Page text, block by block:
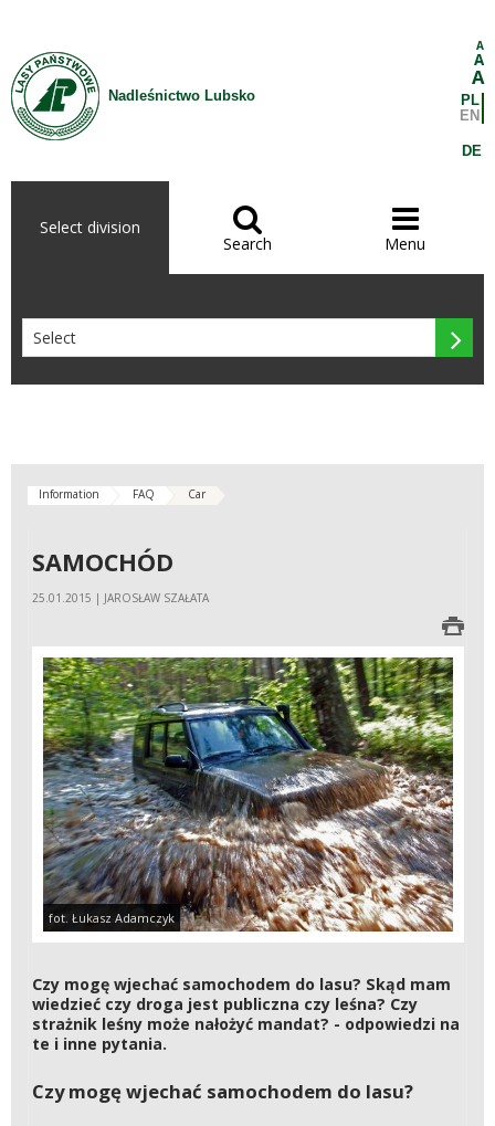
Nadleśnictwo Lubsko
A
A
A
PL
EN
DE
Select division 
Search

Menu

Information FAQ Car
SAMOCHÓD
25.01.2015 | JAROSŁAW SZAŁATA
fot. Łukasz Adamczyk
Czy mogę wjechać samochodem do lasu? Skąd mam
wiedzieć czy droga jest publiczna czy leśna? Czy
strażnik leśny może nałożyć mandat? - odpowiedzi na
te i inne pytania.
Czy mogę wjechać samochodem do lasu?